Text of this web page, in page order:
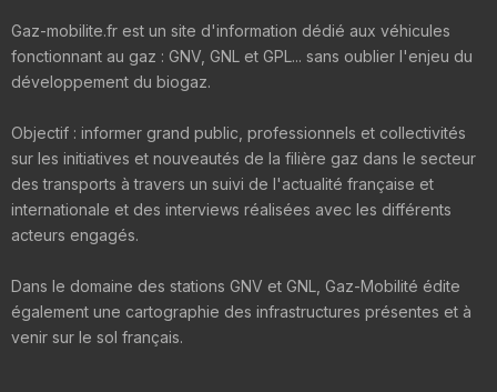
Gaz-mobilite.fr est un site d'information dédié aux véhicules
fonctionnant au gaz : GNV, GNL et GPL... sans oublier l'enjeu du
développement du biogaz.
Objectif : informer grand public, professionnels et collectivités
sur les initiatives et nouveautés de la filière gaz dans le secteur
des transports à travers un suivi de l'actualité française et
internationale et des interviews réalisées avec les différents
acteurs engagés.
Dans le domaine des stations GNV et GNL, Gaz-Mobilité édite
également une cartographie des infrastructures présentes et à
venir sur le sol français.